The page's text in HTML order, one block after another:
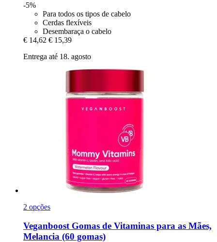
-5%
Para todos os tipos de cabelo
Cerdas flexíveis
Desembaraça o cabelo
€ 14,62 € 15,39
Entrega até 18. agosto
2 opções
Veganboost Gomas de Vitaminas para as Mães,
Melancia (60 gomas)